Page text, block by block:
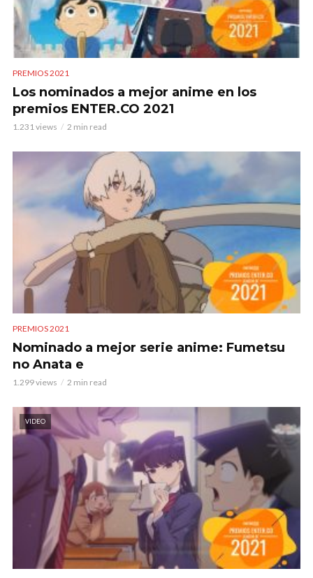
PREMIOS 2021
Los nominados a mejor anime en los
premios ENTER.CO 2021
1.231 views 2 min read
PREMIOS 2021
Nominado a mejor serie anime: Fumetsu
no Anata e
1.299 views 2 min read
VIDEO